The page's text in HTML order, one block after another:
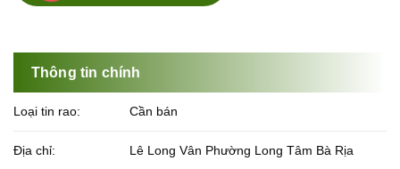
Thông tin chính
Loại tin rao: Cần bán
Địa chỉ: Lê Long Vân Phường Long Tâm Bà Rịa